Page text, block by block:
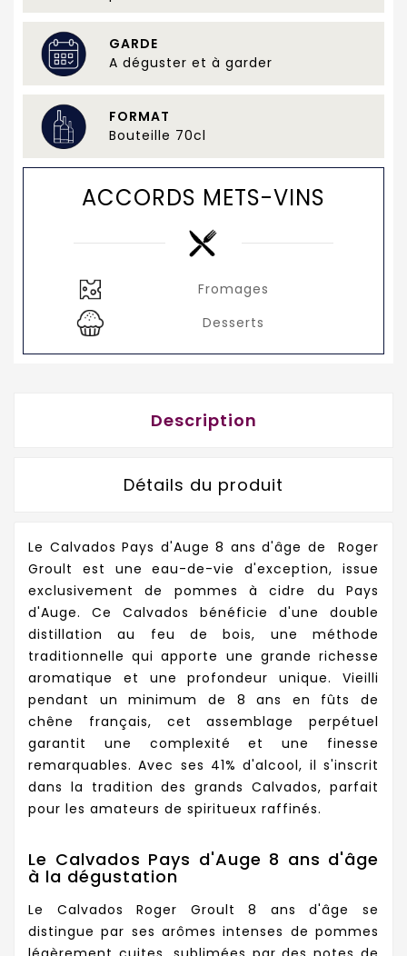
GARDE
A déguster et à garder
FORMAT
Bouteille 70cl
ACCORDS METS-VINS
Fromages
Desserts
Description
Détails du produit
Le Calvados Pays d'Auge 8 ans d'âge de Roger
Groult est une eau-de-vie d'exception, issue
exclusivement de pommes à cidre du Pays
d'Auge. Ce Calvados bénéficie d'une double
distillation au feu de bois, une méthode
traditionnelle qui apporte une grande richesse
aromatique et une profondeur unique. Vieilli
pendant un minimum de 8 ans en fûts de
chêne français, cet assemblage perpétuel
garantit une complexité et une finesse
remarquables. Avec ses 41% d'alcool, il s'inscrit
dans la tradition des grands Calvados, parfait
pour les amateurs de spiritueux raffinés.
Le Calvados Pays d'Auge 8 ans d'âge
à la dégustation
Le Calvados Roger Groult 8 ans d'âge se
distingue par ses arômes intenses de pommes